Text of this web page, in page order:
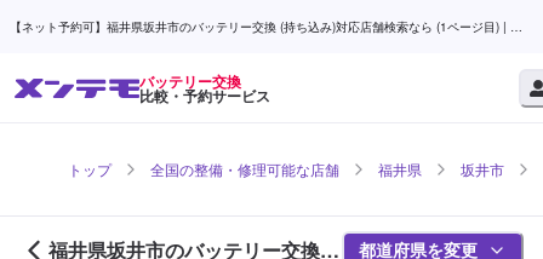
【ネット予約可】福井県坂井市のバッテリー交換 (持ち込み)対応店舗検索なら (1ページ目) | メ
バッテリー交換
比較・予約サービス
トップ 全国の整備・修理可能な店舗 福井県 坂井市
福井県坂井市のバッテリー交換対
都道府県を変更